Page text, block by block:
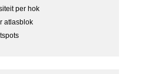
per hok
atlasblok